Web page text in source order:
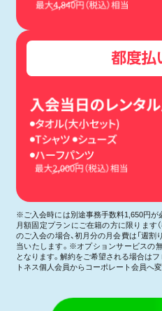
※ご入会時には別途事務手数料1,650円が
月額固定プランにご在籍の方に限ります
のご入会の場合、初月分の月会費は「週割
当いたします。※オプションサービスの
となります。解約をご希望される場合は
トネス個人会員からコーポレート会員へ変